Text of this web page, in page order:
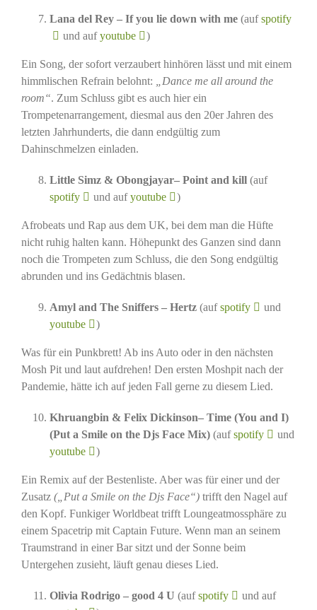
Lana del Rey – If you lie down with me (aufspotify
und aufyoutube )
Ein Song, der sofort verzaubert hinhören lässt und mit einem
himmlischen Refrain belohnt:
„Dance me all around the
room“. Zum Schluss gibt es auch hier ein
Trompetenarrangement, diesmal aus den 20er Jahren des
letzten Jahrhunderts, die dann endgültig zum
Dahinschmelzen einladen.
Little Simz & Obongjayar– Point and kill (auf
spotify
und aufyoutube )
Afrobeats und Rap aus dem UK, bei dem man die Hüfte
nicht ruhig halten kann. Höhepunkt des Ganzen sind dann
noch die Trompeten zum Schluss, die den Song endgültig
abrunden und ins Gedächtnis blasen.
Amyl and The Sniffers – Hertz(aufspotify
und
youtube
)
Was für ein Punkbrett! Ab ins Auto oder in den nächsten
Mosh Pit und laut aufdrehen! Den ersten Moshpit nach der
Pandemie, hätte ich auf jeden Fall gerne zu diesem Lied.
Khruangbin & Felix Dickinson– Time (You and I)
(Put a Smile on the Djs Face Mix)(aufspotify
und
youtube
)
Ein Remix auf der Bestenliste. Aber was für einer und der
Zusatz („Put a Smile on the Djs Face“)trifft den Nagel auf
den Kopf. Funkiger Worldbeat trifft Loungeatmossphäre zu
einem Spacetrip mit Captain Future. Wenn man an seinem
Traumstrand in einer Bar sitzt und der Sonne beim
Untergehen zusieht, läuft genau dieses Lied.
Olivia Rodrigo – good 4 U (aufspotify
und auf